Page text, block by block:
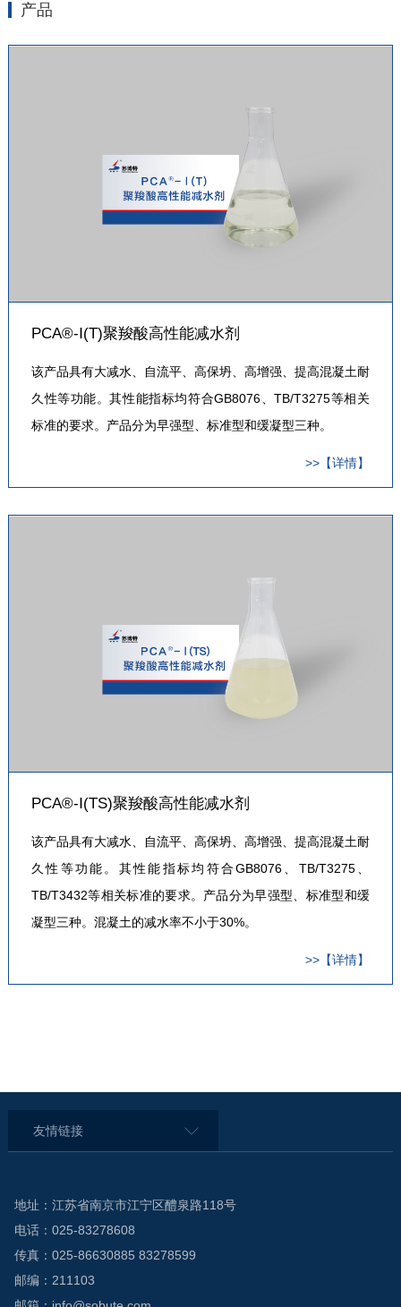
产品
PCA®-Ⅰ(T)聚羧酸高性能减水剂
该产品具有大减水、自流平、高保坍、高增强、提高混凝土耐
久性等功能。其性能指标均符合GB8076、TB/T3275等相关
标准的要求。产品分为早强型、标准型和缓凝型三种。
>>【详情】
PCA®-Ⅰ(TS)聚羧酸高性能减水剂
该产品具有大减水、自流平、高保坍、高增强、提高混凝土耐
久性等功能。其性能指标均符合GB8076、TB/T3275、
TB/T3432等相关标准的要求。产品分为早强型、标准型和缓
凝型三种。混凝土的减水率不小于30%。
>>【详情】
友情链接
地址：江苏省南京市江宁区醴泉路118号
电话：025-83278608
传真：025-86630885 83278599
邮编：211103